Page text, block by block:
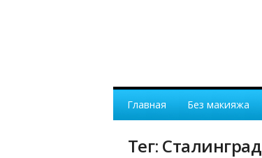
Главная Без макияжа
Тег: Сталинград